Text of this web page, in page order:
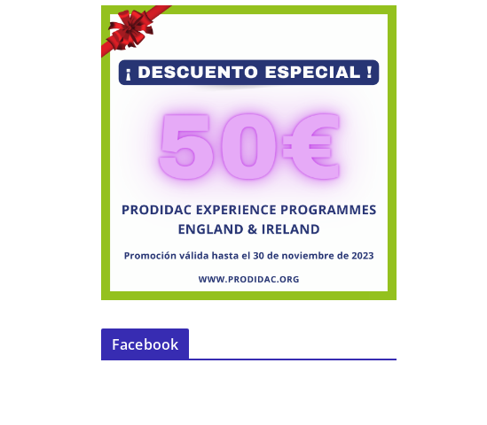
Facebook